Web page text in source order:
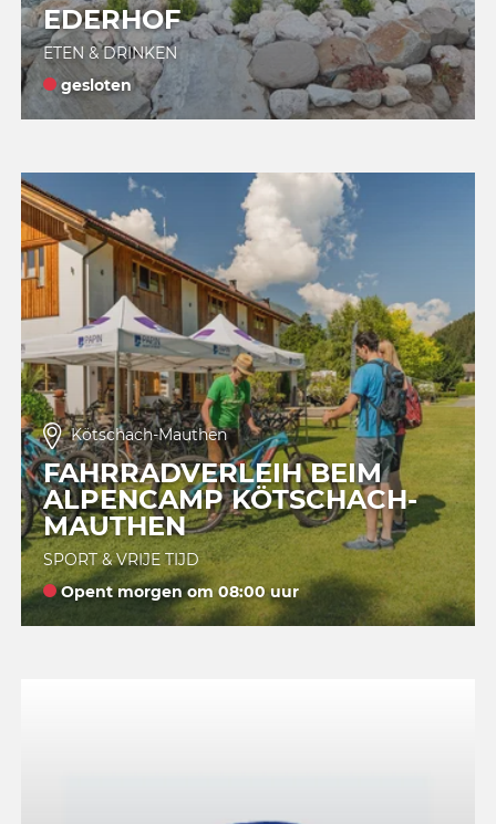
EDERHOF
ETEN & DRINKEN
gesloten
Kötschach-Mauthen
FAHRRADVERLEIH BEIM
ALPENCAMP KÖTSCHACH-
MAUTHEN
SPORT & VRIJE TIJD
Opent morgen om 08:00 uur